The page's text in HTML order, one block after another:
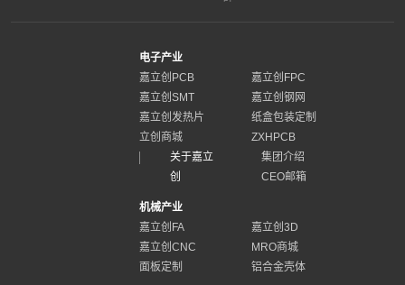
电子产业
嘉立创PCB
嘉立创FPC
嘉立创SMT
嘉立创钢网
嘉立创发热片
纸盒包装定制
立创商城
ZXHPCB
关于嘉立
创
集团介绍
CEO邮箱
机械产业
嘉立创FA
嘉立创3D
嘉立创CNC
MRO商城
面板定制
铝合金壳体